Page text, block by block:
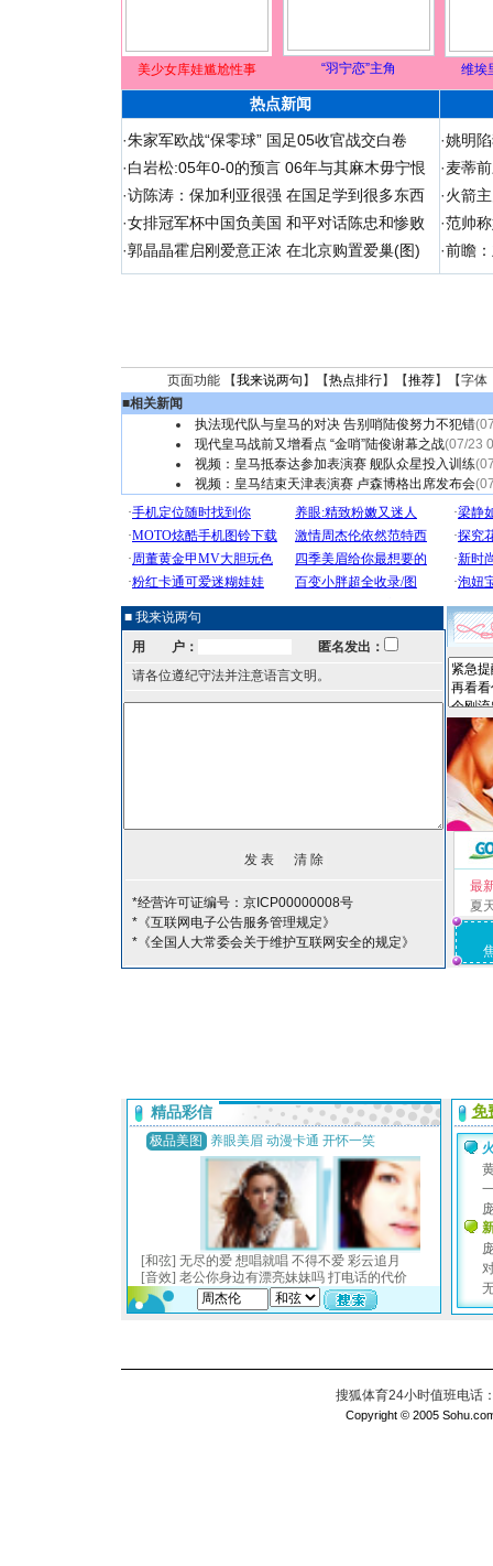
美少女库娃尴尬性事 “羽宁恋”主角 维埃
热点新闻
·朱家军欧战“保零球” 国足05收官战交白卷
·白岩松:05年0-0的预言 06年与其麻木毋宁恨
·访陈涛：保加利亚很强 在国足学到很多东西
·女排冠军杯中国负美国 和平对话陈忠和惨败
·郭晶晶霍启刚爱意正浓 在北京购置爱巢(图)
·姚明
·麦蒂
·火箭
·范帅
·前瞻
页面功能 【我来说两句 】【热点排行】【推荐】【字体
■相关新闻
执法现代队与皇马的对决 告别哨陆俊努力不犯错
现代皇马战前又增看点 “金哨”陆俊谢幕之战(07/23
视频：皇马抵泰达参加表演赛 舰队众星投入训练
视频：皇马结束天津表演赛 卢森博格出席发布会
■ 我来说两句
用 户：
匿名发出：
请各位遵纪守法并注意语言文明。
*经营许可证编号：京ICP00000008号
*《互联网电子公告服务管理规定》
*《全国人大常委会关于维护互联网安全的规定》
最
夏
搜狐体育24小时值班电话
Copyright © 2005